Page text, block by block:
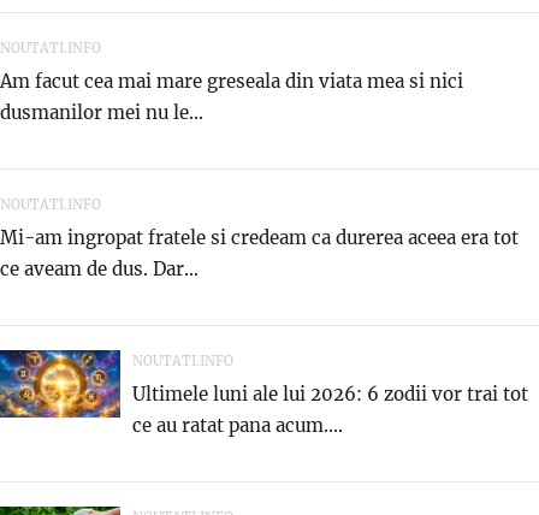
NOUTATI.INFO
Am facut cea mai mare greseala din viata mea si nici
dusmanilor mei nu le...
NOUTATI.INFO
Mi-am ingropat fratele si credeam ca durerea aceea era tot
ce aveam de dus. Dar...
NOUTATI.INFO
Ultimele luni ale lui 2026: 6 zodii vor trai tot
ce au ratat pana acum....